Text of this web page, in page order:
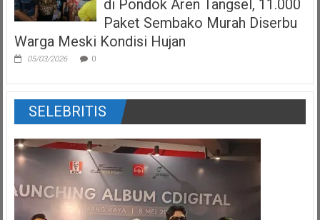
di Pondok Aren Tangsel, 11.000
Paket Sembako Murah Diserbu
Warga Meski Kondisi Hujan
05/03/2026 0
SELEBRITIS